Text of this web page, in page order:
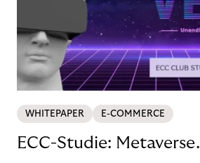
WHITEPAPER E-COMMERCE
ECC-Studie: Metaverse.